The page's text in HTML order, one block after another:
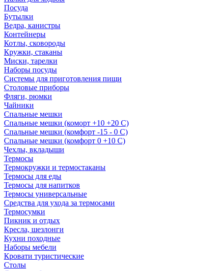
Посуда
Бутылки
Ведра, канистры
Контейнеры
Котлы, сковороды
Кружки, стаканы
Миски, тарелки
Наборы посуды
Системы для приготовления пищи
Столовые приборы
Фляги, рюмки
Чайники
Спальные мешки
Спальные мешки (коморт +10 +20 С)
Спальные мешки (комфорт -15 - 0 С)
Спальные мешки (комфорт 0 +10 С)
Чехлы, вкладыши
Термосы
Термокружки и термостаканы
Термосы для еды
Термосы для напитков
Термосы универсальные
Средства для ухода за термосами
Термосумки
Пикник и отдых
Кресла, шезлонги
Кухни походные
Наборы мебели
Кровати туристические
Столы